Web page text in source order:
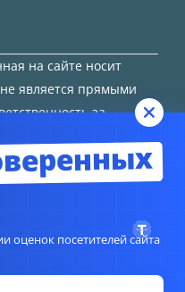
на сайте носит
является прямыми
за
оценок посетителей сайта